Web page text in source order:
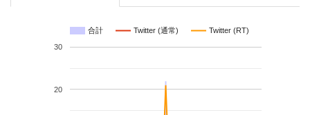
合計 Twitter (通常) Twitter (RT)
20
30